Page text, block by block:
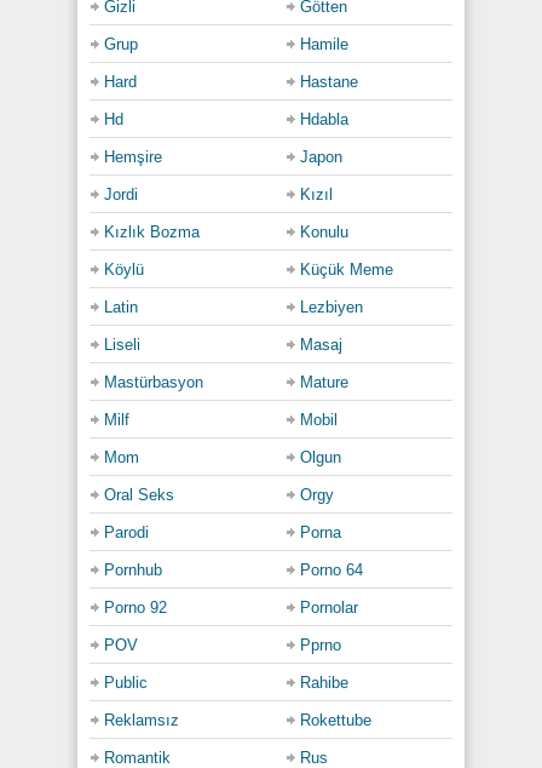
Gizli Götten
Grup Hamile
Hard Hastane
Hd Hdabla
Hemşire Japon
Jordi Kızıl
Kızlık Bozma Konulu
Köylü Küçük Meme
Latin Lezbiyen
Liseli Masaj
Mastürbasyon Mature
Milf Mobil
Mom Olgun
Oral Seks Orgy
Parodi Porna
Pornhub Porno 64
Porno 92 Pornolar
POV Pprno
Public Rahibe
Reklamsız Rokettube
Romantik Rus